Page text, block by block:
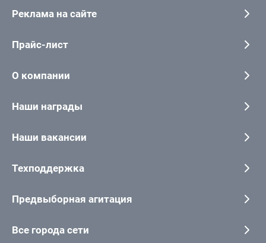
Реклама на сайте
Прайс-лист
О компании
Наши награды
Наши вакансии
Техподдержка
Предвыборная агитация
Все города сети